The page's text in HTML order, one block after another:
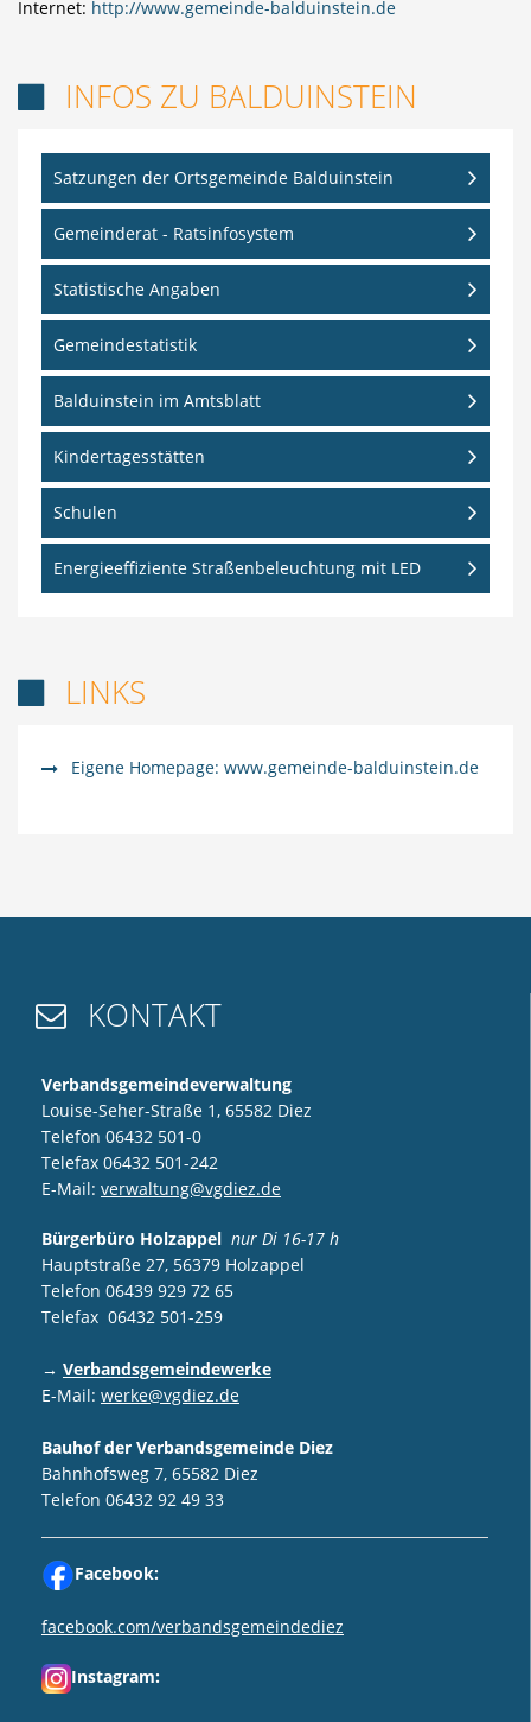
Internet: http://www.gemeinde-balduinstein.de
INFOS ZU BALDUINSTEIN
Satzungen der Ortsgemeinde Balduinstein
Gemeinderat - Ratsinfosystem
Statistische Angaben
Gemeindestatistik
Balduinstein im Amtsblatt
Kindertagesstätten
Schulen
Energieeffiziente Straßenbeleuchtung mit LED
LINKS
Eigene Homepage: www.gemeinde-balduinstein.de
 KONTAKT
Verbandsgemeindeverwaltung
Louise-Seher-Straße 1, 65582 Diez
Telefon 06432 501-0
Telefax 06432 501-242
E-Mail: verwaltung@vgdiez.de
Bürgerbüro Holzappel nur Di 16-17 h
Hauptstraße 27, 56379 Holzappel
Telefon 06439 929 72 65
Telefax 06432 501-259
→ Verbandsgemeindewerke
E-Mail: werke@vgdiez.de
Bauhof der Verbandsgemeinde Diez
Bahnhofsweg 7, 65582 Diez
Telefon 06432 92 49 33
Facebook:
facebook.com/verbandsgemeindediez
Instagram: